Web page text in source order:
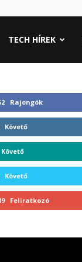
TECH HÍREK
Rajongók
Követő
Követő
Követő
Feliratkozó